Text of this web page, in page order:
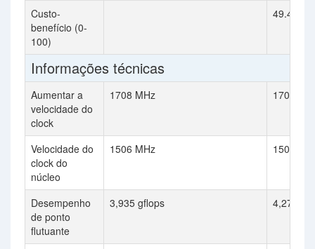
Custo-
benefício (0-
100)
49.49
Informações técnicas
Aumentar a
velocidade do
clock
1708 MHz 1708
Velocidade do
clock do
núcleo
1506 MHz 1506
Desempenho
de ponto
flutuante
3,935 gflops 4,275